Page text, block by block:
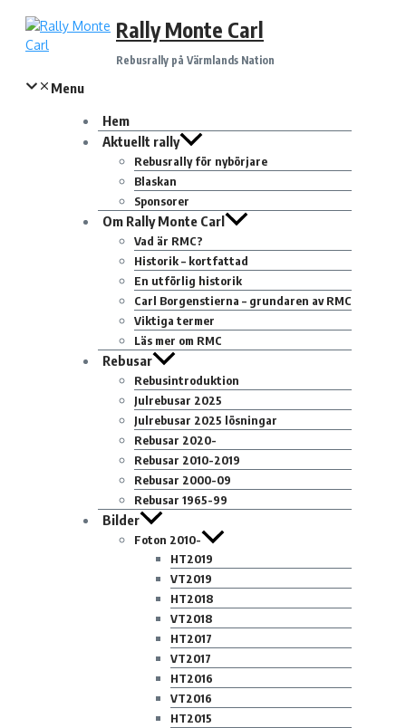
Hoppa
innehåll
Rally Monte Carl
Rebusrally på Värmlands Nation
Menu
Hem
Aktuellt rally
Rebusrally för nybörjare
Blaskan
Sponsorer
Om Rally Monte Carl
Vad är RMC?
Historik – kortfattad
En utförlig historik
Carl Borgenstierna – grundaren av RMC
Viktiga termer
Läs mer om RMC
Rebusar
Rebusintroduktion
Julrebusar 2025
Julrebusar 2025 lösningar
Rebusar 2020-
Rebusar 2010-2019
Rebusar 2000-09
Rebusar 1965-99
Bilder
Foton 2010-
HT2019
VT2019
HT2018
VT2018
HT2017
VT2017
HT2016
VT2016
HT2015